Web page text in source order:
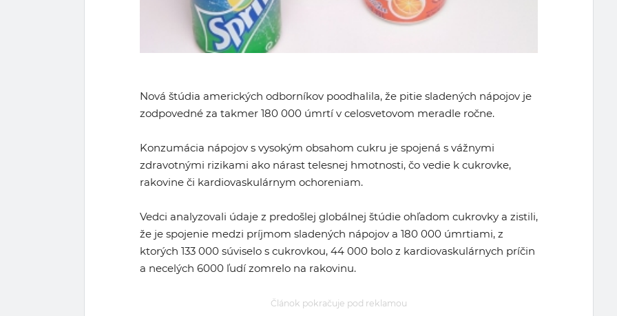
Nová štúdia amerických odborníkov poodhalila, že pitie sladených nápojov je
zodpovedné za takmer 180 000 úmrtí v celosvetovom meradle ročne.
Konzumácia nápojov s vysokým obsahom cukru je spojená s vážnymi
zdravotnými rizikami ako nárast telesnej hmotnosti, čo vedie k cukrovke,
rakovine či kardiovaskulárnym ochoreniam.
Vedci analyzovali údaje z predošlej globálnej štúdie ohľadom cukrovky a zistili,
že je spojenie medzi príjmom sladených nápojov a 180 000 úmrtiami, z
ktorých 133 000 súviselo s cukrovkou, 44 000 bolo z kardiovaskulárnych príčin
a necelých 6000 ľudí zomrelo na rakovinu.
Článok pokračuje pod reklamou